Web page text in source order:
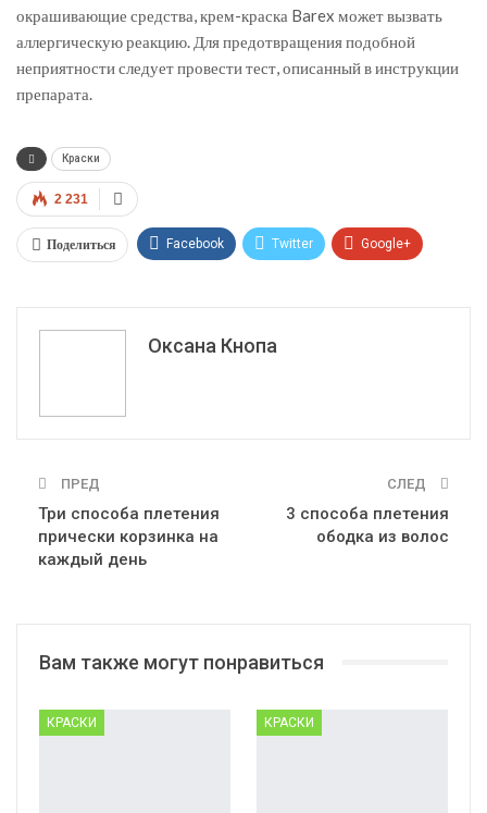
окрашивающие средства, крем-краска Barex может вызвать
аллергическую реакцию. Для предотвращения подобной
неприятности следует провести тест, описанный в инструкции
препарата.
Краски
2 231
Поделиться Facebook Twitter Google+
Эл. адрес
Оксана Кнопа
ПРЕД
Три способа плетения
прически корзинка на
каждый день
СЛЕД
3 способа плетения
ободка из волос
Вам также могут понравиться
КРАСКИ КРАСКИ